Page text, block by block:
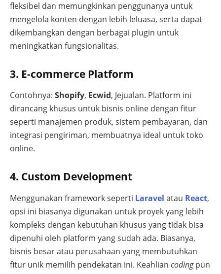
fleksibel dan memungkinkan penggunanya untuk
mengelola konten dengan lebih leluasa, serta dapat
dikembangkan dengan berbagai plugin untuk
meningkatkan fungsionalitas.
3. E-commerce Platform
Contohnya: Shopify, Ecwid, Jejualan. Platform ini
dirancang khusus untuk bisnis online dengan fitur
seperti manajemen produk, sistem pembayaran, dan
integrasi pengiriman, membuatnya ideal untuk toko
online.
4. Custom Development
Menggunakan framework seperti Laravel atau React,
opsi ini biasanya digunakan untuk proyek yang lebih
kompleks dengan kebutuhan khusus yang tidak bisa
dipenuhi oleh platform yang sudah ada. Biasanya,
bisnis besar atau perusahaan yang membutuhkan
fitur unik memilih pendekatan ini. Keahlian codingpun